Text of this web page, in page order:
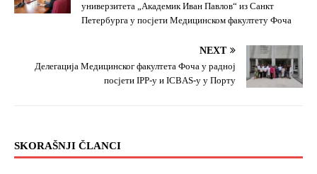
универзитета „Академик Иван Павлов“ из Санкт
Петербурга у посјети Медицинском факултету Фоча
NEXT
Делегација Медицинског факултета Фоча у радној
посјети IPP-у и ICBAS-у у Порту
SKORAŠNJI ČLANCI